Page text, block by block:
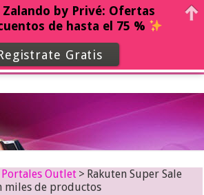
Portales Outlet > Rakuten Super Sale
miles de productos
by Privé: Ofertas
de hasta el 75 %
Gratis